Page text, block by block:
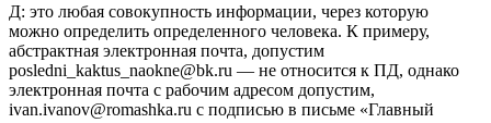
Д: это любая совокупность информации, через которую
можно определить определенного человека. К примеру,
абстрактная электронная почта, допустим
posledni_kaktus_naokne@bk.ru — не относится к ПД, однако
электронная почта с рабочим адресом допустим,
ivan.ivanov@romashka.ru с подписью в письме «Главный